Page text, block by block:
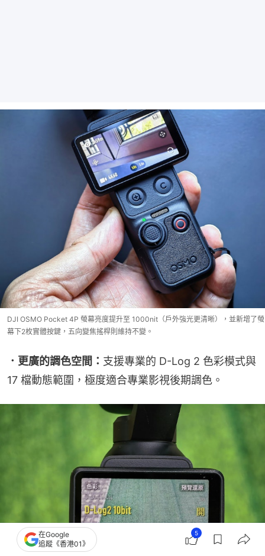
DJI OSMO Pocket 4P 螢幕亮度提升至 1000nit（戶外強光更清晰），並新增了螢
幕下2枚實體按鍵，五向變焦搖桿則維持不變。
．更廣的調色空間： 支援專業的 D-Log 2 色彩模式與
17 檔動態範圍，極度適合專業影視後期調色。
在Google
追蹤《香港01》
5